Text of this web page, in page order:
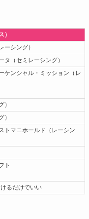
）
ーシング）
タ（セミレーシング）
ケンシャル・ミッション（レ
）
）
トマニホールド（レーシン
ト
るだけでいい